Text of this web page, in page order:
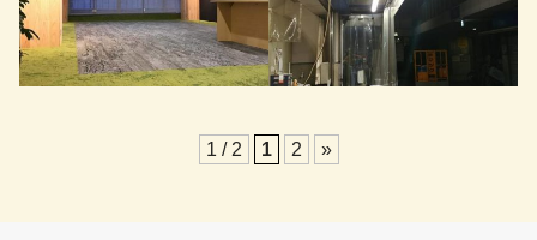
1 / 2 1 2 »